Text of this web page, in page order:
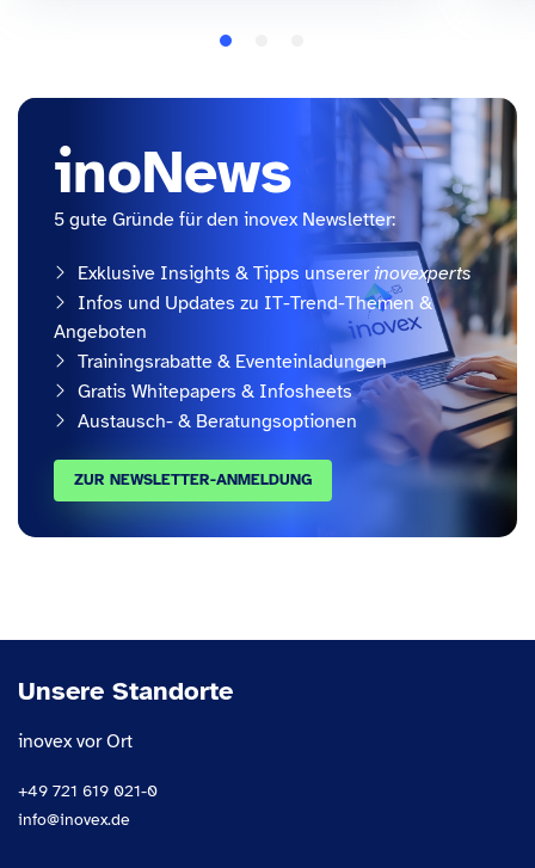
inoNews
5 gute Gründe für den inovex Newsletter:
Exklusive Insights & Tipps unserer inovexperts
Infos und Updates zu IT-Trend-Themen &
Angeboten
Trainingsrabatte & Eventeinladungen
Gratis Whitepapers & Infosheets
Austausch- & Beratungsoptionen
ZUR NEWSLETTER-ANMELDUNG
Unsere Standorte
inovex vor Ort
+49 721 619 021-0
info@inovex.de